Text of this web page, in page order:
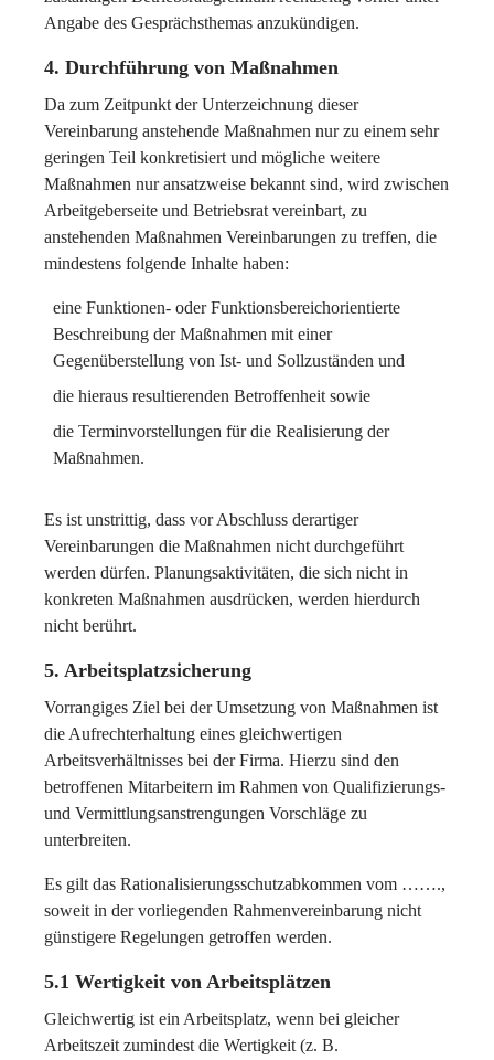
Angabe des Gesprächsthemas anzukündigen.
4. Durchführung von Maßnahmen
Da zum Zeitpunkt der Unterzeichnung dieser
Vereinbarung anstehende Maßnahmen nur zu einem sehr
geringen Teil konkretisiert und mögliche weitere
Maßnahmen nur ansatzweise bekannt sind, wird zwischen
Arbeitgeberseite und Betriebsrat vereinbart, zu
anstehenden Maßnahmen Vereinbarungen zu treffen, die
mindestens folgende Inhalte haben:
eine Funktionen- oder Funktionsbereichorientierte
Beschreibung der Maßnahmen mit einer
Gegenüberstellung von Ist- und Sollzuständen und
die hieraus resultierenden Betroffenheit sowie
die Terminvorstellungen für die Realisierung der
Maßnahmen.
Es ist unstrittig, dass vor Abschluss derartiger
Vereinbarungen die Maßnahmen nicht durchgeführt
werden dürfen. Planungsaktivitäten, die sich nicht in
konkreten Maßnahmen ausdrücken, werden hierdurch
nicht berührt.
5. Arbeitsplatzsicherung
Vorrangiges Ziel bei der Umsetzung von Maßnahmen ist
die Aufrechterhaltung eines gleichwertigen
Arbeitsverhältnisses bei der Firma. Hierzu sind den
betroffenen Mitarbeitern im Rahmen von Qualifizierungs-
und Vermittlungsanstrengungen Vorschläge zu
unterbreiten.
Es gilt das Rationalisierungsschutzabkommen vom …….,
soweit in der vorliegenden Rahmenvereinbarung nicht
günstigere Regelungen getroffen werden.
5.1 Wertigkeit von Arbeitsplätzen
Gleichwertig ist ein Arbeitsplatz, wenn bei gleicher
Arbeitszeit zumindest die Wertigkeit (z. B.